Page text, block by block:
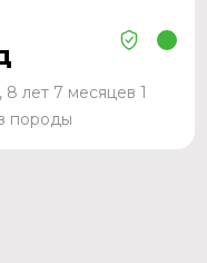
8 лет 7 месяцев 1
породы